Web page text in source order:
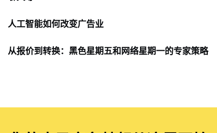
人工智能如何改变广告业
从报价到转换：黑色星期五和网络星期一的专家策略